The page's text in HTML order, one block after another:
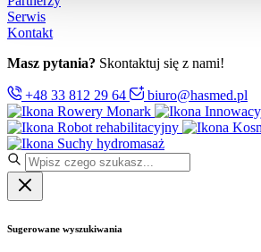
Serwis
Kontakt
Masz pytania? Skontaktuj się z nami!
+48 33 812 29 64
biuro@hasmed.pl
Rowery Monark
Robot rehabilitacyjny
Suchy hydromasaż
Sugerowane wyszukiwania